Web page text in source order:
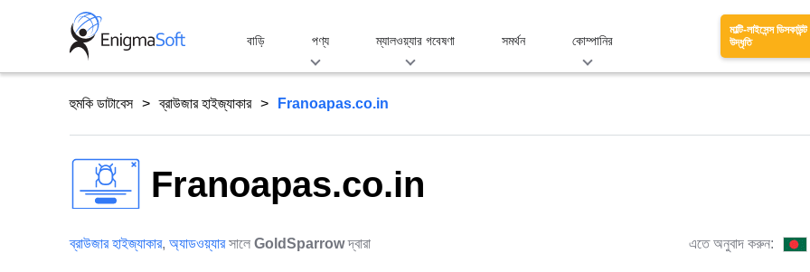
বাড়ি পণ্য ম্যালওয়্যার গবেষণা সমর্থন কোম্পানির
মাল্টি-লাইসেন্স ডিসকাউন্ট
উদ্ধৃতি
হুমকি ডাটাবেস ব্রাউজার হাইজ্যাকার Franoapas.co.in
Franoapas.co.in
ব্রাউজার হাইজ্যাকার, অ্যাডওয়্যারসালে GoldSparrowদ্বারা এতে অনুবাদ করুন: